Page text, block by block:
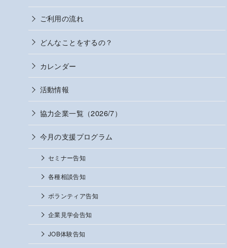
ご利用の流れ
どんなことをするの？
カレンダー
活動情報
協力企業一覧（2026/7）
今月の支援プログラム
セミナー告知
各種相談告知
ボランティア告知
企業見学会告知
JOB体験告知